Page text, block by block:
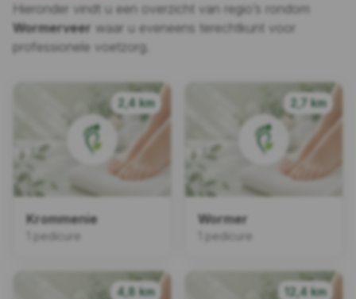
Hieronder vindt u een overzicht van regio’s rondom
Wormerveer waar u eveneens terechtkunt voor
professionele voetzorg.
2,4 km
Krommenie
1 pedicure
2,7 km
Wormer
1 pedicure
4,8 km 12,4 km